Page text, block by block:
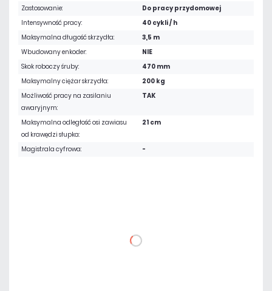
Zastosowanie:
Do pracy przydomowej
Intensywność pracy:
40 cykli / h
Maksymalna długość skrzydła:
3,5 m
Wbudowany enkoder:
NIE
Skok roboczy śruby:
470 mm
Maksymalny ciężar skrzydła:
200 kg
Możliwość pracy na zasilaniu
awaryjnym:
TAK
Maksymalna odległość osi zawiasu
od krawędzi słupka:
21 cm
Magistrala cyfrowa: -
DO KOSZYKA